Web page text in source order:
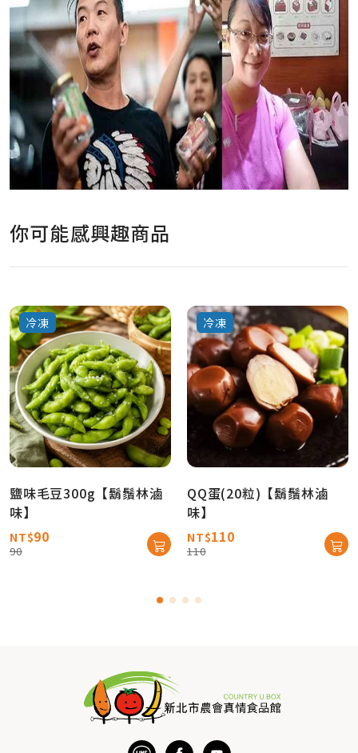
你可能感興趣商品
冷凍
鹽味毛豆300g【鬍鬚林滷
味】
NT$90
90
冷凍
QQ蛋(20粒)【鬍鬚林滷
味】
NT$110
110